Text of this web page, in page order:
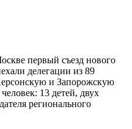
первый съезд нового
делегации из 89
и Запорожскую
13 детей, двух
регионального